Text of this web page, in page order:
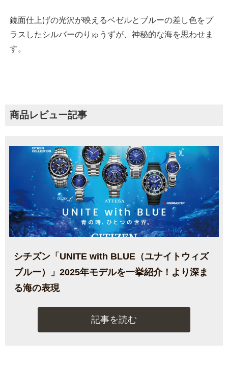
鏡面仕上げの光沢が映えるベゼルとブルーの差し色をプ
ラスしたシルバーのりゅうずが、神秘的な海を思わせま
す。
商品レビュー記事
シチズン「UNITE with BLUE（ユナイトウィズ
ブルー）」2025年モデルを一挙紹介！より深ま
る海の表現
記事を読む